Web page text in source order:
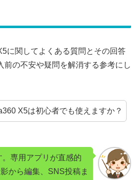
に関してよくある質問とその回答
前の不安や疑問を解消する参考にし
X5は初心者でも使えますか？
専用アプリが直感的
から編集、SNS投稿ま